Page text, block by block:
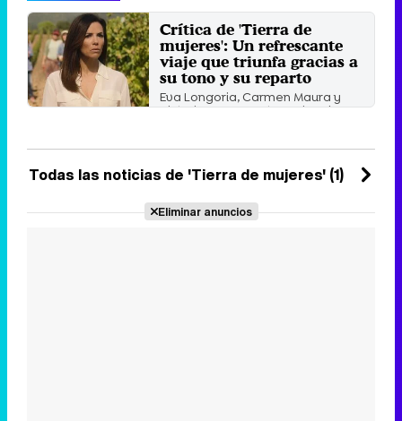
Crítica de 'Tierra de
mujeres': Un refrescante
viaje que triunfa gracias a
su tono y su reparto
Eva Longoria, Carmen Maura y
Victoria Bazua protagonizan la
Todas las noticias de 'Tierra de mujeres' (1)
Eliminar anuncios